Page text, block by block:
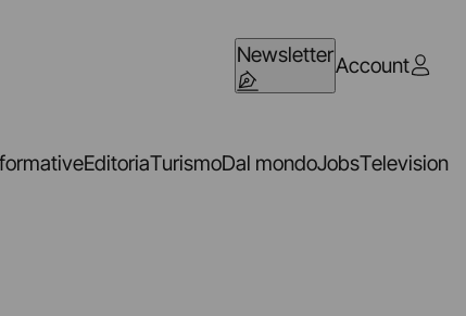
NewsletterAccount
EditoriaTurismoDal mondoJobsTelevision